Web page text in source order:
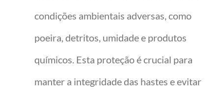
condições ambientais adversas, como
poeira, detritos, umidade e produtos
químicos. Esta proteção é crucial para
manter a integridade das hastes e evitar